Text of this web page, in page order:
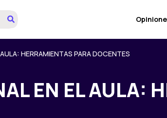
HERRAMIENTAS PARA DOCENTES
EN EL AULA: